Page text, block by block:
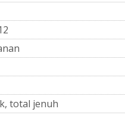
total jenuh